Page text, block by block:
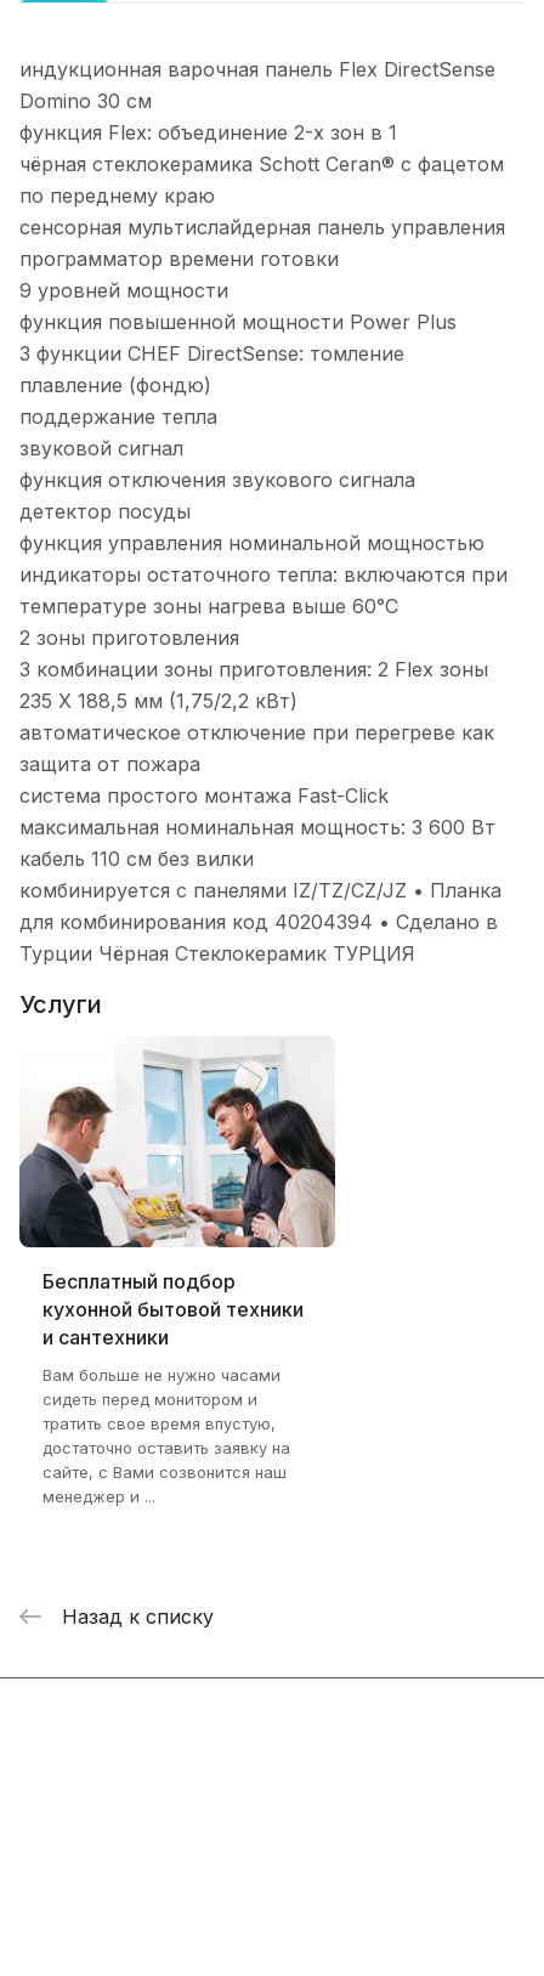
индукционная варочная панель Flex DirectSense
Domino 30 см
функция Flex: объединение 2-х зон в 1
чёрная стеклокерамика Schott Ceran® с фацетом
по переднему краю
сенсорная мультислайдерная панель управления
программатор времени готовки
9 уровней мощности
функция повышенной мощности Power Plus
3 функции CHEF DirectSense: томление
плавление (фондю)
поддержание тепла
звуковой сигнал
функция отключения звукового сигнала
детектор посуды
функция управления номинальной мощностью
индикаторы остаточного тепла: включаются при
температуре зоны нагрева выше 60°С
2 зоны приготовления
3 комбинации зоны приготовления: 2 Flex зоны
235 X 188,5 мм (1,75/2,2 кВт)
автоматическое отключение при перегреве как
защита от пожара
система простого монтажа Fast-Click
максимальная номинальная мощность: 3 600 Вт
кабель 110 см без вилки
комбинируется с панелями IZ/TZ/CZ/JZ • Планка
для комбинирования код 40204394 • Сделано в
Турции Чёрная Стеклокерамик ТУРЦИЯ
Услуги
Бесплатный подбор
кухонной бытовой техники
и сантехники
Вам больше не нужно часами
сидеть перед монитором и
тратить свое время впустую,
достаточно оставить заявку на
сайте, с Вами созвонится наш
менеджер и ...
Назад к списку